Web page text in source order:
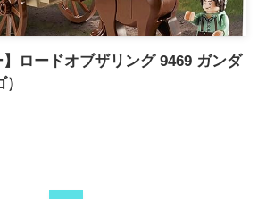
】ロードオブザリング 9469 ガンダ